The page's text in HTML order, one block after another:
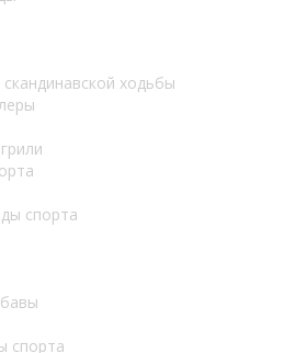
ходьбы
спорта
спорта